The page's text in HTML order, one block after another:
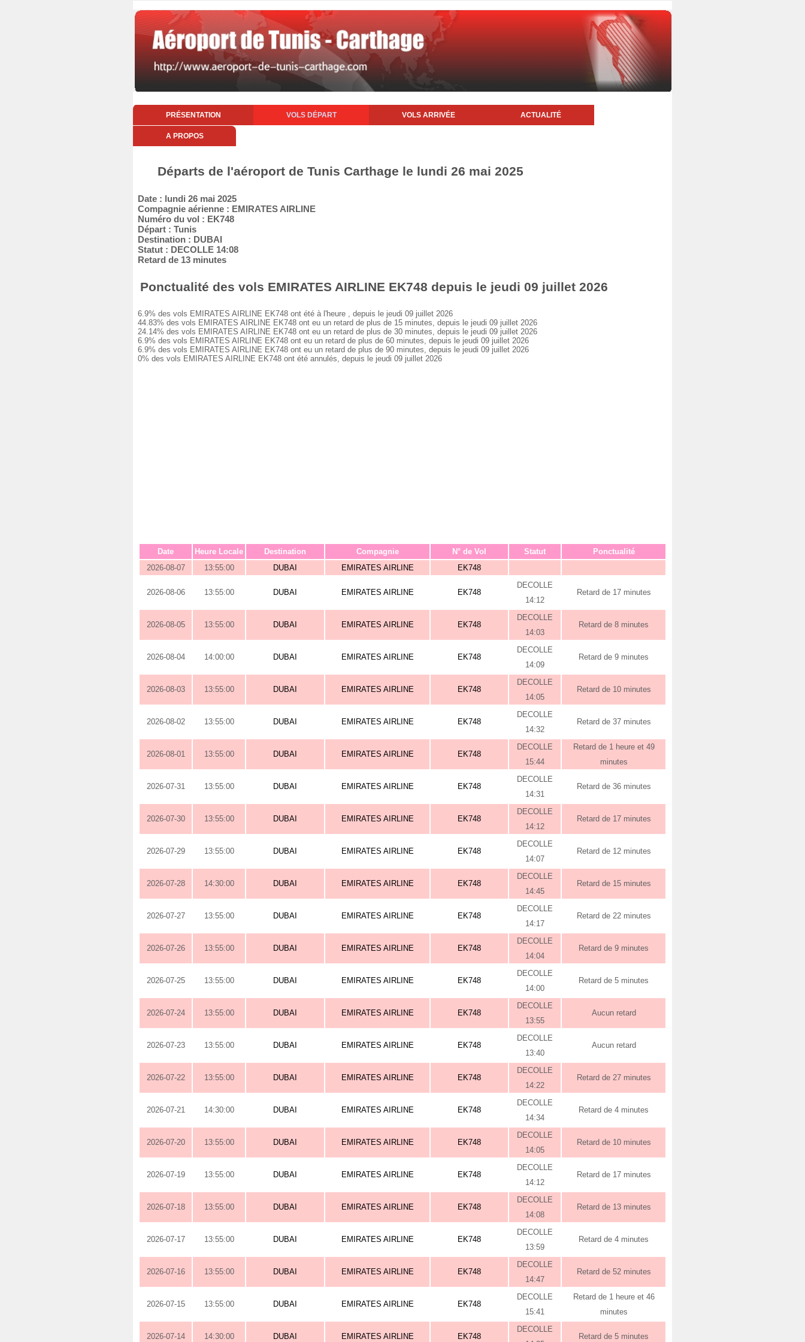
PRÉSENTATION VOLS DÉPART VOLS ARRIVÉE ACTUALITÉ
A PROPOS
Départs de l'aéroport de Tunis Carthage le lundi 26 mai 2025
Date : lundi 26 mai 2025
Compagnie aérienne : EMIRATES AIRLINE
Numéro du vol : EK748
Départ : Tunis
Destination : DUBAI
Statut : DECOLLE 14:08
Retard de 13 minutes
Ponctualité des vols EMIRATES AIRLINE EK748 depuis le jeudi 09 juillet 2026
6.9% des vols EMIRATES AIRLINE EK748 ont été à l'heure , depuis le jeudi 09 juillet 2026
44.83% des vols EMIRATES AIRLINE EK748 ont eu un retard de plus de 15 minutes, depuis le jeudi 09 juillet 2026
24.14% des vols EMIRATES AIRLINE EK748 ont eu un retard de plus de 30 minutes, depuis le jeudi 09 juillet 2026
6.9% des vols EMIRATES AIRLINE EK748 ont eu un retard de plus de 60 minutes, depuis le jeudi 09 juillet 2026
6.9% des vols EMIRATES AIRLINE EK748 ont eu un retard de plus de 90 minutes, depuis le jeudi 09 juillet 2026
0% des vols EMIRATES AIRLINE EK748 ont été annulés, depuis le jeudi 09 juillet 2026
Date Heure Locale Destination Compagnie N° de Vol Statut
Ponctualité
2026-08-07
13:55:00 DUBAI EMIRATES AIRLINE EK748
2026-08-06 13:55:00 DUBAI EMIRATES AIRLINE EK748
DECOLLE
14:12
Retard de 17 minutes
2026-08-05 13:55:00 DUBAI EMIRATES AIRLINE EK748
DECOLLE
14:03
Retard de 8 minutes
2026-08-04 14:00:00 DUBAI EMIRATES AIRLINE EK748
DECOLLE
14:09
Retard de 9 minutes
2026-08-03 13:55:00 DUBAI EMIRATES AIRLINE EK748
DECOLLE
14:05
Retard de 10 minutes
2026-08-02 13:55:00 DUBAI EMIRATES AIRLINE EK748
DECOLLE
14:32
Retard de 37 minutes
2026-08-01 13:55:00 DUBAI EMIRATES AIRLINE EK748
DECOLLE
15:44
Retard de 1 heure et 49
minutes
2026-07-31 13:55:00 DUBAI EMIRATES AIRLINE EK748
DECOLLE
14:31
Retard de 36 minutes
2026-07-30 13:55:00 DUBAI EMIRATES AIRLINE EK748
DECOLLE
14:12
Retard de 17 minutes
2026-07-29 13:55:00 DUBAI EMIRATES AIRLINE EK748
DECOLLE
14:07
Retard de 12 minutes
2026-07-28 14:30:00 DUBAI EMIRATES AIRLINE EK748
DECOLLE
14:45
Retard de 15 minutes
2026-07-27 13:55:00 DUBAI EMIRATES AIRLINE EK748
DECOLLE
14:17
Retard de 22 minutes
2026-07-26 13:55:00 DUBAI EMIRATES AIRLINE EK748
DECOLLE
14:04
Retard de 9 minutes
2026-07-25 13:55:00 DUBAI EMIRATES AIRLINE EK748
DECOLLE
14:00
Retard de 5 minutes
2026-07-24 13:55:00 DUBAI EMIRATES AIRLINE EK748
DECOLLE
13:55
Aucun retard
2026-07-23 13:55:00 DUBAI EMIRATES AIRLINE EK748
DECOLLE
13:40
Aucun retard
2026-07-22 13:55:00 DUBAI EMIRATES AIRLINE EK748
DECOLLE
14:22
Retard de 27 minutes
2026-07-21 14:30:00 DUBAI EMIRATES AIRLINE EK748
DECOLLE
14:34
Retard de 4 minutes
2026-07-20 13:55:00 DUBAI EMIRATES AIRLINE EK748
DECOLLE
14:05
Retard de 10 minutes
2026-07-19 13:55:00 DUBAI EMIRATES AIRLINE EK748
DECOLLE
14:12
Retard de 17 minutes
2026-07-18 13:55:00 DUBAI EMIRATES AIRLINE EK748
DECOLLE
14:08
Retard de 13 minutes
2026-07-17 13:55:00 DUBAI EMIRATES AIRLINE EK748
DECOLLE
13:59
Retard de 4 minutes
2026-07-16 13:55:00 DUBAI EMIRATES AIRLINE EK748
DECOLLE
14:47
Retard de 52 minutes
2026-07-15 13:55:00 DUBAI EMIRATES AIRLINE EK748
DECOLLE
15:41
Retard de 1 heure et 46
minutes
2026-07-14 14:30:00 DUBAI EMIRATES AIRLINE EK748
DECOLLE
Retard de 5 minutes